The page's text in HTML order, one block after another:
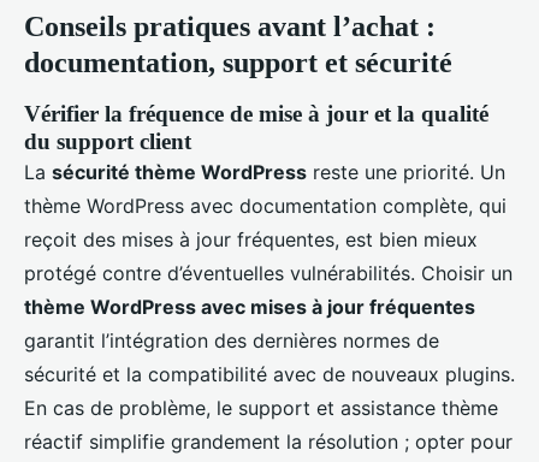
Conseils pratiques avant l’achat :
documentation, support et sécurité
Vérifier la fréquence de mise à jour et la qualité
du support client
La sécurité thème WordPress reste une priorité. Un
thème WordPress avec documentation complète, qui
reçoit des mises à jour fréquentes, est bien mieux
protégé contre d’éventuelles vulnérabilités. Choisir un
thème WordPress avec mises à jour fréquentes
garantit l’intégration des dernières normes de
sécurité et la compatibilité avec de nouveaux plugins.
En cas de problème, le support et assistance thème
réactif simplifie grandement la résolution ; opter pour